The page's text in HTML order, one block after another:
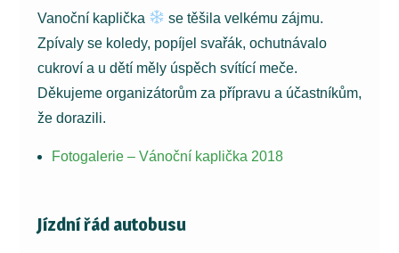
Vanoční kaplička
se těšila velkému zájmu.
Zpívaly se koledy, popíjel svařák, ochutnávalo
cukroví a u dětí měly úspěch svítící meče.
Děkujeme organizátorům za přípravu a účastníkům,
že dorazili.
Fotogalerie – Vánoční kaplička 2018
Jízdní řád autobusu